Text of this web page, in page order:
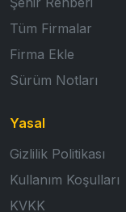
Tüm Firmalar
Firma Ekle
Sürüm Notları
Yasal
Gizlilik Politikası
Kullanım Koşulları
KVKK